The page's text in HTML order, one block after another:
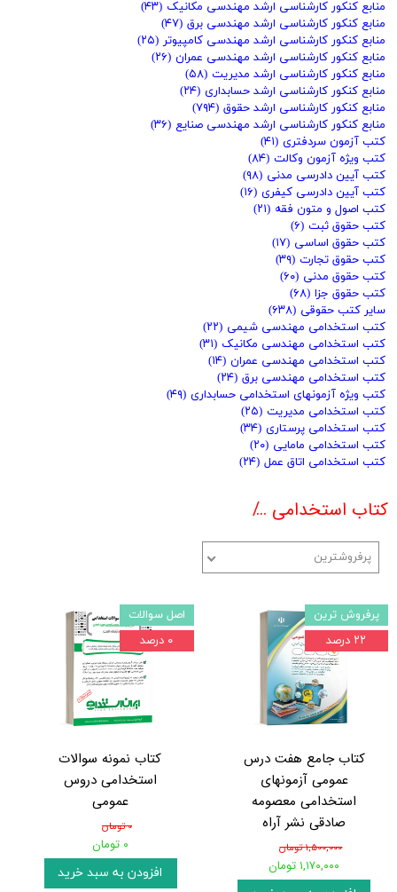
کتاب استخدامی
پرفروشترین
کتاب جامع هفت درس
عمومی آزمونهای
استخدامی معصومه
صادقی نشر آراه
۱,۵۰۰,۰۰۰ تومان
۱,۱۷۰,۰۰۰ تومان
پرفروش ترین
۲۲ درصد
کتاب نمونه سوالات
استخدامی دروس
عمومی
۰ تومان
۰ تومان
افزودن به سبد خرید
اصل سوالات
۰ درصد
منابع کنکور کارشناسی ارشد مهندسی مکانیک (۴۳)
منابع کنکور کارشناسی ارشد مهندسی برق (۴۷)
منابع کنکور کارشناسی ارشد مهندسی کامپیوتر (۲۵)
منابع کنکور کارشناسی ارشد مهندسی عمران (۲۶)
منابع کنکور کارشناسی ارشد مدیریت (۵۸)
منابع کنکور کارشناسی ارشد حسابداری (۲۴)
منابع کنکور کارشناسی ارشد حقوق (۷۹۴)
منابع کنکور کارشناسی ارشد مهندسی صنایع (۳۶)
کتب آزمون سردفتری (۴۱)
کتب ویژه آزمون وکالت (۸۴)
کتب آیین دادرسی مدنی (۹۸)
کتب آیین دادرسی کیفری (۱۶)
کتب اصول و متون فقه (۲۱)
کتب حقوق ثبت (۶)
کتب حقوق اساسی (۱۷)
کتب حقوق تجارت (۳۹)
کتب حقوق مدنی (۶۰)
کتب حقوق جزا (۶۸)
سایر کتب حقوقی (۶۳۸)
کتب استخدامی مهندسی شیمی (۲۲)
کتب استخدامی مهندسی مکانیک (۳۱)
کتب استخدامی مهندسی عمران (۱۴)
کتب استخدامی مهندسی برق (۲۴)
کتب ویژه آزمونهای استخدامی حسابداری (۴۹)
کتب استخدامی مدیریت (۲۵)
کتب استخدامی پرستاری (۳۴)
کتب استخدامی مامایی (۲۰)
کتب استخدامی اتاق عمل (۲۴)